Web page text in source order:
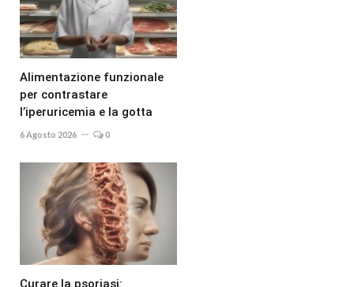
Alimentazione funzionale
per contrastare
l’iperuricemia e la gotta
6 Agosto 2026 0
Curare la psoriasi: